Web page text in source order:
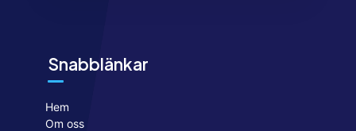
Snabblänkar
Hem
Om oss